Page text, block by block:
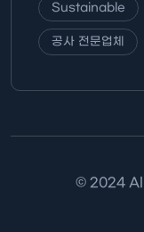
Sustainable
공사 전문업체
© 2024